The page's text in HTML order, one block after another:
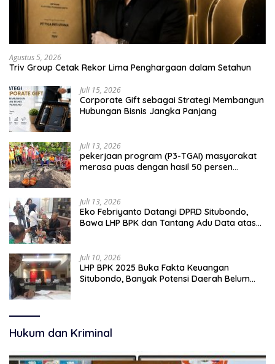
Agustus 5, 2026
Triv Group Cetak Rekor Lima Penghargaan dalam Setahun
Juli 15, 2026
Corporate Gift sebagai Strategi Membangun
Hubungan Bisnis Jangka Panjang
Juli 13, 2026
pekerjaan program (P3-TGAI) masyarakat
merasa puas dengan hasil 50 persen
Juli 13, 2026
Eko Febriyanto Datangi DPRD Situbondo,
Bawa LHP BPK dan Tantang Adu Data atas
Juli 10, 2026
LHP BPK 2025 Buka Fakta Keuangan
Situbondo, Banyak Potensi Daerah Belum
Hukum dan Kriminal